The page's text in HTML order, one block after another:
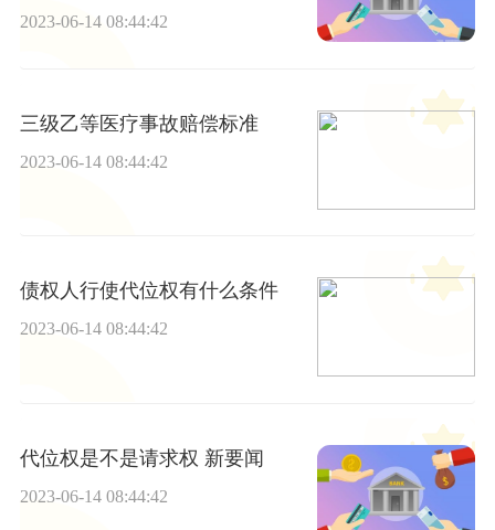
2023-06-14 08:44:42
三级乙等医疗事故赔偿标准
2023-06-14 08:44:42
债权人行使代位权有什么条件
2023-06-14 08:44:42
代位权是不是请求权 新要闻
2023-06-14 08:44:42